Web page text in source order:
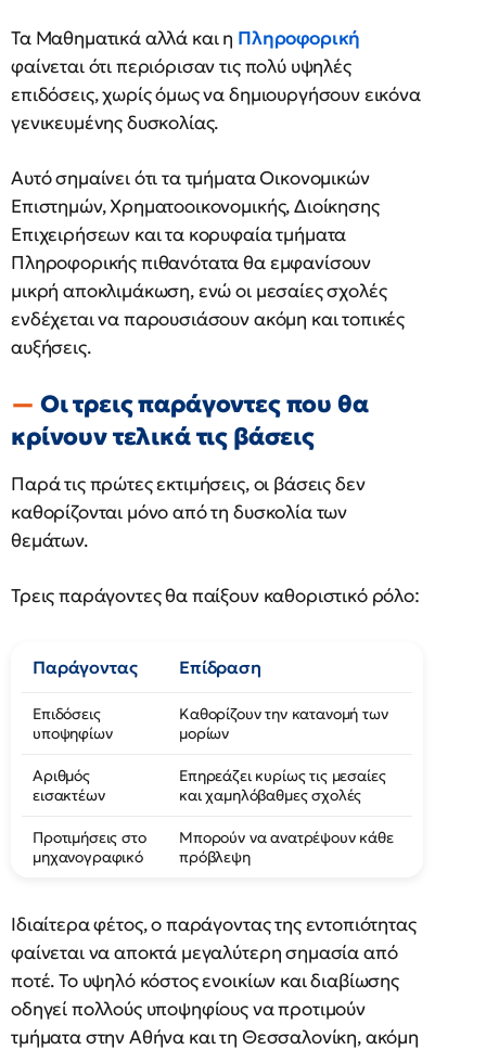
Τα Μαθηματικά αλλά και η Πληροφορική
φαίνεται ότι περιόρισαν τις πολύ υψηλές
επιδόσεις, χωρίς όμως να δημιουργήσουν εικόνα
γενικευμένης δυσκολίας.
Αυτό σημαίνει ότι τα τμήματα Οικονομικών
Επιστημών, Χρηματοοικονομικής, Διοίκησης
Επιχειρήσεων και τα κορυφαία τμήματα
Πληροφορικής πιθανότατα θα εμφανίσουν
μικρή αποκλιμάκωση, ενώ οι μεσαίες σχολές
ενδέχεται να παρουσιάσουν ακόμη και τοπικές
αυξήσεις.
Οι τρεις παράγοντες που θα
κρίνουν τελικά τις βάσεις
Παρά τις πρώτες εκτιμήσεις, οι βάσεις δεν
καθορίζονται μόνο από τη δυσκολία των
θεμάτων.
Τρεις παράγοντες θα παίξουν καθοριστικό ρόλο:
Παράγοντας Επίδραση
Επιδόσεις
υποψηφίων
Καθορίζουν την κατανομή των
μορίων
Αριθμός
εισακτέων
Επηρεάζει κυρίως τις μεσαίες
και χαμηλόβαθμες σχολές
Προτιμήσεις στο
μηχανογραφικό
Μπορούν να ανατρέψουν κάθε
πρόβλεψη
Ιδιαίτερα φέτος, ο παράγοντας της εντοπιότητας
φαίνεται να αποκτά μεγαλύτερη σημασία από
ποτέ. Το υψηλό κόστος ενοικίων και διαβίωσης
οδηγεί πολλούς υποψηφίους να προτιμούν
τμήματα στην Αθήνα και τη Θεσσαλονίκη, ακόμη